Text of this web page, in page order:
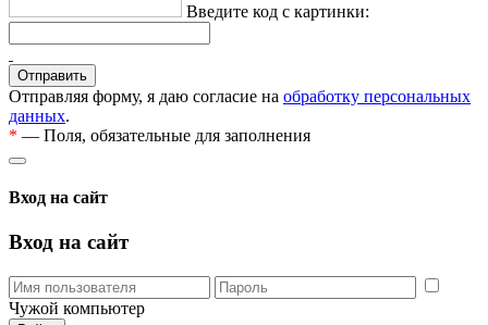
Введите код с картинки:
Отправляя форму, я даю согласие на обработку персональных
данных.
* — Поля, обязательные для заполнения
Вход на сайт
Вход на сайт
Чужой компьютер